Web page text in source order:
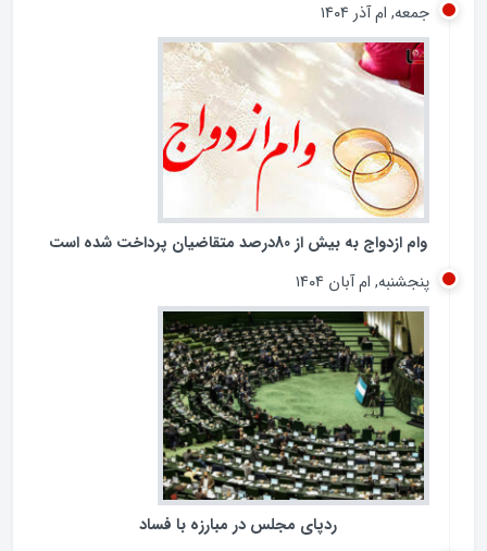
جمعه, ام آذر ۱۴۰۴
وام ازدواج به بیش از 80درصد متقاضیان پرداخت شده است
پنجشنبه, ام آبان ۱۴۰۴
ردپای مجلس در مبارزه با فساد